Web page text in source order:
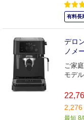
有料長
デロ
ノメ
ご家
モデル
2,276
最短